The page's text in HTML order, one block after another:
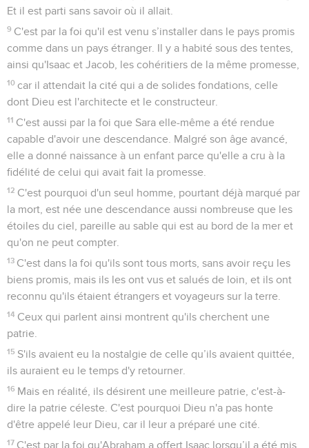
Et il est parti sans savoir où il allait.
9 C'est par la foi qu'il est venu s’installer dans le pays promis
comme dans un pays étranger. Il y a habité sous des tentes,
ainsi qu'Isaac et Jacob, les cohéritiers de la même promesse,
10 car il attendait la cité qui a de solides fondations, celle
dont Dieu est l'architecte et le constructeur.
11 C'est aussi par la foi que Sara elle-même a été rendue
capable d'avoir une descendance. Malgré son âge avancé,
elle a donné naissance à un enfant parce qu'elle a cru à la
fidélité de celui qui avait fait la promesse.
12 C'est pourquoi d'un seul homme, pourtant déjà marqué par
la mort, est née une descendance aussi nombreuse que les
étoiles du ciel, pareille au sable qui est au bord de la mer et
qu'on ne peut compter.
13 C'est dans la foi qu'ils sont tous morts, sans avoir reçu les
biens promis, mais ils les ont vus et salués de loin, et ils ont
reconnu qu'ils étaient étrangers et voyageurs sur la terre.
14 Ceux qui parlent ainsi montrent qu'ils cherchent une
patrie.
15 S'ils avaient eu la nostalgie de celle qu’ils avaient quittée,
ils auraient eu le temps d'y retourner.
16 Mais en réalité, ils désirent une meilleure patrie, c'est-à-
dire la patrie céleste. C'est pourquoi Dieu n'a pas honte
d'être appelé leur Dieu, car il leur a préparé une cité.
17 C'est par la foi qu'Abraham a offert Isaac lorsqu’il a été mis